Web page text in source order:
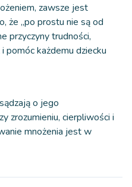
zawsze jest
że „po prostu nie są od
przyczyny trudności,
każdemu dziecku
o jego
zrozumieniu, cierpliwości i
mnożenia jest w